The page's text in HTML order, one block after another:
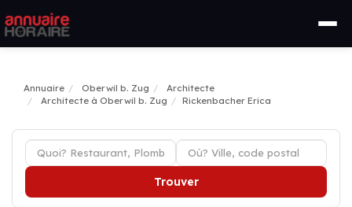
Annuaire Oberwil b. Zug
Architecte
Architecte à Oberwil b. Zug
Rickenbacher Erica
Trouver